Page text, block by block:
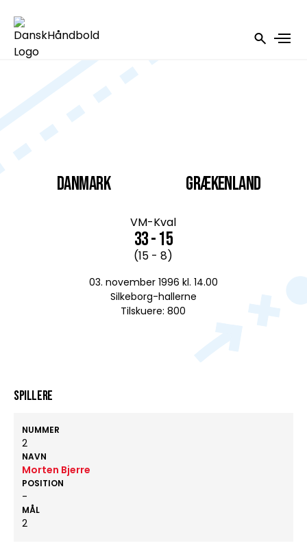
DANMARK
VM-Kval
33 - 15
(15 - 8)
03. november 1996 kl. 14.00
Silkeborg-hallerne
Tilskuere: 800
Grækenland
Spillere
NUMMER
2
NAVN
Morten Bjerre
POSITION
-
MÅL
2